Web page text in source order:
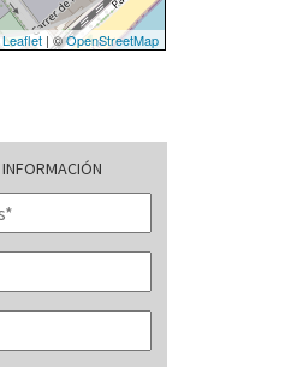
Leaflet | ©OpenStreetMap